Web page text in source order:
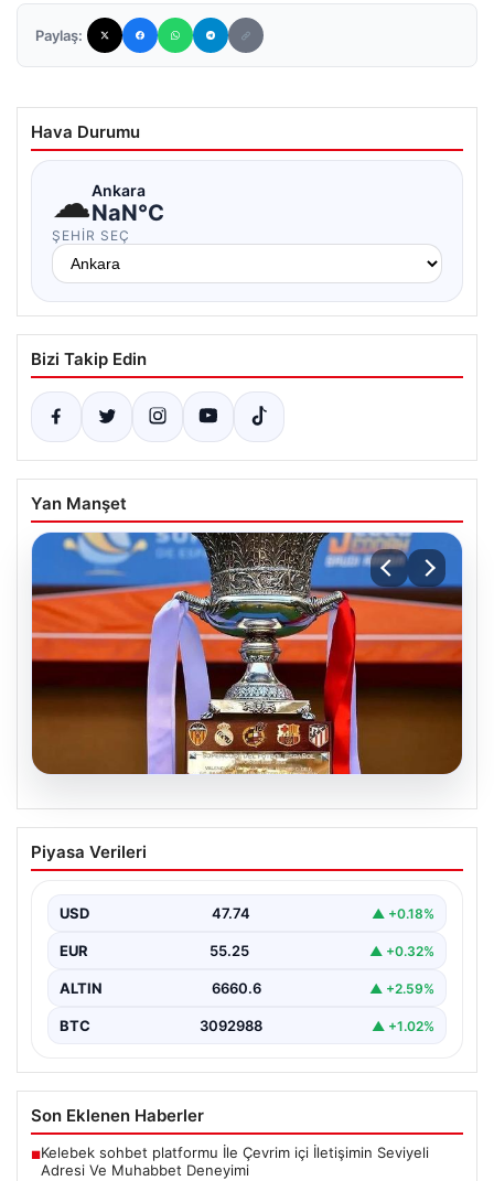
Paylaş:
Hava Durumu
☁Ankara
NaN°C
ŞEHIR SEÇ
Bizi Takip Edin
Yan Manşet
07.08.2026
İspanya Süper Kupası İstanbul’da
Heyecan Dalga Dalga Yayılıyor!
büyük bir organizasyona ev sahipliği yapmaya
hazırlanıyor. İspanya…
Piyasa Verileri
USD 47.74 ▲ +0.18%
EUR 55.25 ▲ +0.32%
ALTIN 6660.6 ▲ +2.59%
BTC 3092988 ▲ +1.02%
Son Eklenen Haberler
■Kelebek sohbet platformu İle Çevrim içi İletişimin Seviyeli
Adresi Ve Muhabbet Deneyimi